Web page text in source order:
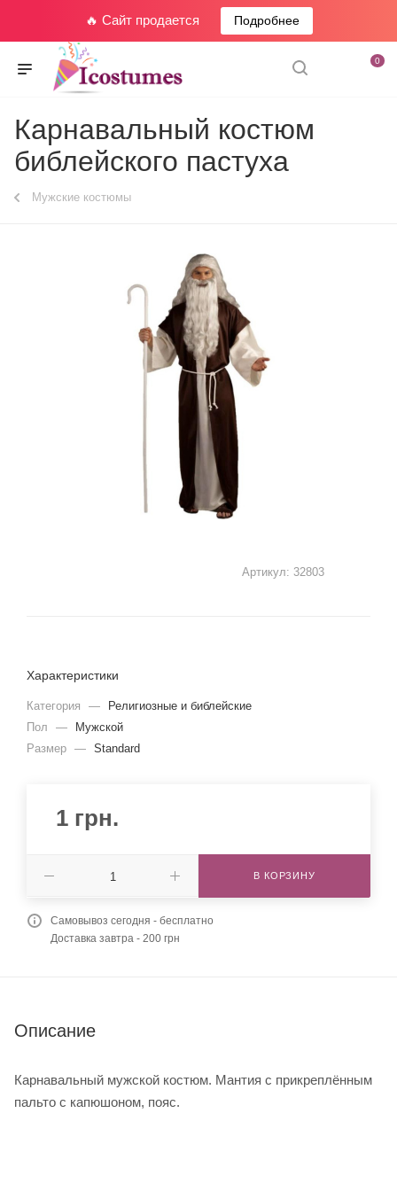
🔥 Сайт продается Подробнее
0
Карнавальный костюм
библейского пастуха
Мужские костюмы
Артикул: 32803
Характеристики
Категория —
Религиозные и библейские
Пол
—
Мужской
Размер — Standard
1 грн.
В КОРЗИНУ
Самовывоз сегодня - бесплатно
Доставка завтра - 200 грн
Описание
Карнавальный мужской костюм. Мантия с прикреплённым
пальто с капюшоном, пояс.